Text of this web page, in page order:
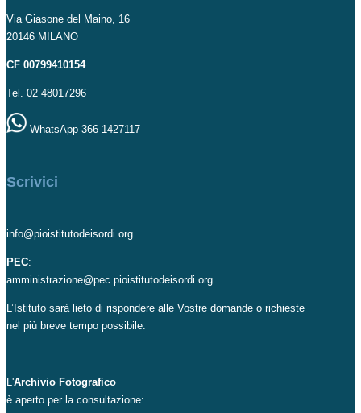
Via Giasone del Maino, 16
20146 MILANO
CF 00799410154
Tel. 02 48017296
WhatsApp 366 1427117
Scrivici
info@pioistitutodeisordi.org
PEC:
amministrazione@pec.pioistitutodeisordi.org
L’Istituto sarà lieto di rispondere alle Vostre domande o richieste
nel più breve tempo possibile.
L'Archivio Fotografico
è aperto per la consultazione: